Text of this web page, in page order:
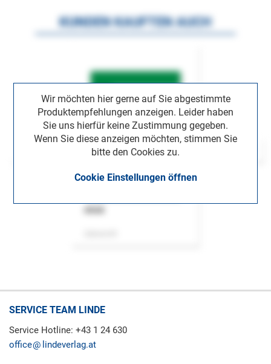
Wir möchten hier gerne auf Sie abgestimmte
Produktempfehlungen anzeigen. Leider haben
Sie uns hierfür keine Zustimmung gegeben.
Wenn Sie diese anzeigen möchten, stimmen Sie
bitte den Cookies zu.
Cookie Einstellungen öffnen
KUNDEN KAUFTEN AUCH
SERVICE TEAM LINDE
Service Hotline: +43 1 24 630
office
lindeverlag.at